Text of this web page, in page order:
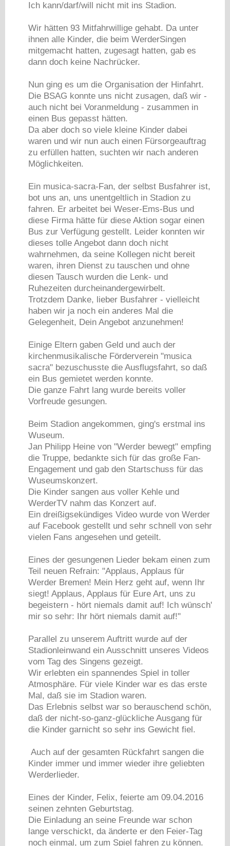
Ich kann/darf/will nicht mit ins Stadion.
Wir hätten 93 Mitfahrwillige gehabt. Da unter
ihnen alle Kinder, die beim WerderSingen
mitgemacht hatten, zugesagt hatten, gab es
dann doch keine Nachrücker.
Nun ging es um die Organisation der Hinfahrt.
Die BSAG konnte uns nicht zusagen, daß wir -
auch nicht bei Voranmeldung - zusammen in
einen Bus gepasst hätten.
Da aber doch so viele kleine Kinder dabei
waren und wir nun auch einen Fürsorgeauftrag
zu erfüllen hatten, suchten wir nach anderen
Möglichkeiten.
Ein musica-sacra-Fan, der selbst Busfahrer ist,
bot uns an, uns unentgeltlich in Stadion zu
fahren. Er arbeitet bei Weser-Ems-Bus und
diese Firma hätte für diese Aktion sogar einen
Bus zur Verfügung gestellt. Leider konnten wir
dieses tolle Angebot dann doch nicht
wahrnehmen, da seine Kollegen nicht bereit
waren, ihren Dienst zu tauschen und ohne
diesen Tausch wurden die Lenk- und
Ruhezeiten durcheinandergewirbelt.
Trotzdem Danke, lieber Busfahrer - vielleicht
haben wir ja noch ein anderes Mal die
Gelegenheit, Dein Angebot anzunehmen!
Einige Eltern gaben Geld und auch der
kirchenmusikalische Förderverein "musica
sacra" bezuschusste die Ausflugsfahrt, so daß
ein Bus gemietet werden konnte.
Die ganze Fahrt lang wurde bereits voller
Vorfreude gesungen.
Beim Stadion angekommen, ging's erstmal ins
Wuseum.
Jan Philipp Heine von "Werder bewegt" empfing
die Truppe, bedankte sich für das große Fan-
Engagement und gab den Startschuss für das
Wuseumskonzert.
Die Kinder sangen aus voller Kehle und
WerderTV nahm das Konzert auf.
Ein dreißigsekündiges Video wurde von Werder
auf Facebook gestellt und sehr schnell von sehr
vielen Fans angesehen und geteilt.
Eines der gesungenen Lieder bekam einen zum
Teil neuen Refrain: "Applaus, Applaus für
Werder Bremen! Mein Herz geht auf, wenn Ihr
siegt! Applaus, Applaus für Eure Art, uns zu
begeistern - hört niemals damit auf! Ich wünsch'
mir so sehr: Ihr hört niemals damit auf!"
Parallel zu unserem Auftritt wurde auf der
Stadionleinwand ein Ausschnitt unseres Videos
vom Tag des Singens gezeigt.
Wir erlebten ein spannendes Spiel in toller
Atmosphäre. Für viele Kinder war es das erste
Mal, daß sie im Stadion waren.
Das Erlebnis selbst war so berauschend schön,
daß der nicht-so-ganz-glückliche Ausgang für
die Kinder garnicht so sehr ins Gewicht fiel.
Auch auf der gesamten Rückfahrt sangen die
Kinder immer und immer wieder ihre geliebten
Werderlieder.
Eines der Kinder, Felix, feierte am 09.04.2016
seinen zehnten Geburtstag.
Die Einladung an seine Freunde war schon
lange verschickt, da änderte er den Feier-Tag
noch einmal, um zum Spiel fahren zu können.